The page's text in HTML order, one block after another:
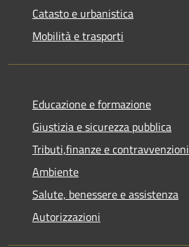
Catasto e urbanistica
Mobilità e trasporti
Educazione e formazione
Giustizia e sicurezza pubblica
Tributi,finanze e contravvenzioni
Ambiente
Salute, benessere e assistenza
Autorizzazioni